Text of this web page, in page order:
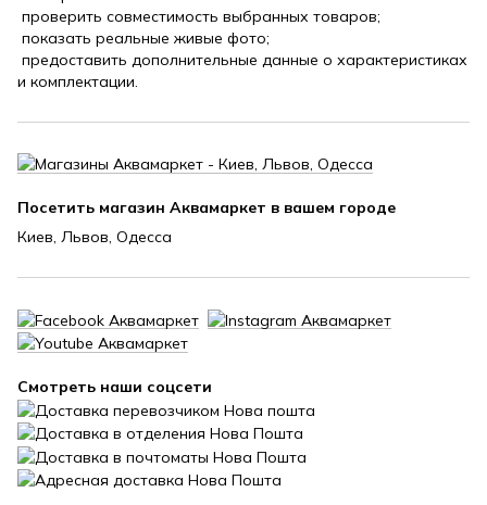
проверить совместимость выбранных товаров;
показать реальные живые фото;
предоставить дополнительные данные о характеристиках
и комплектации.
Посетить магазин Аквамаркет в вашем городе
Киев, Львов, Одесса
Смотреть наши соцсети